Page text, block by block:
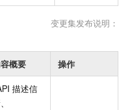
变更集发布说明：
概要 操作
描述信